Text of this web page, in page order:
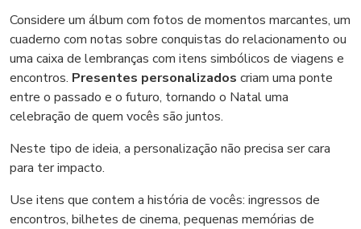
Considere um álbum com fotos de momentos marcantes, um
cuaderno com notas sobre conquistas do relacionamento ou
uma caixa de lembranças com itens simbólicos de viagens e
encontros. Presentes personalizados criam uma ponte
entre o passado e o futuro, tornando o Natal uma
celebração de quem vocês são juntos.
Neste tipo de ideia, a personalização não precisa ser cara
para ter impacto.
Use itens que contem a história de vocês: ingressos de
encontros, bilhetes de cinema, pequenas memórias de